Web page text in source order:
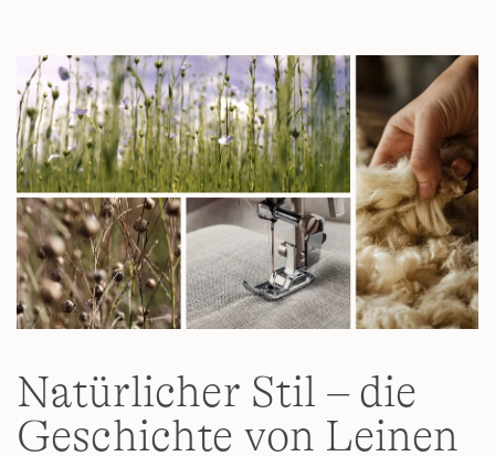
Natürlicher Stil – die
Geschichte von Leinen